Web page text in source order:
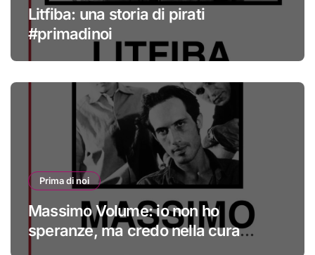
Litfiba: una storia di pirati
#primadinoi
Prima di noi
Massimo Volume: io non ho
speranze, ma credo nella cura